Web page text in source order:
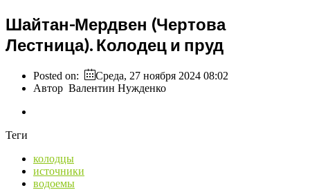
Шайтан-Мердвен (Чертова
Лестница). Колодец и пруд
Posted on:
Среда, 27 ноября 2024 08:02
Автор Валентин Нужденко
Теги
колодцы
источники
водоемы